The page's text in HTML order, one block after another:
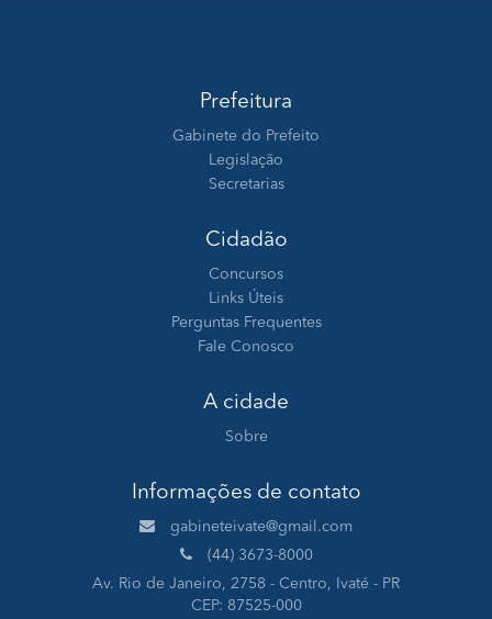
Prefeitura
Gabinete do Prefeito
Legislação
Secretarias
Cidadão
Concursos
Links Úteis
Perguntas Frequentes
Fale Conosco
A cidade
Sobre
Informações de contato
gabineteivate@gmail.com
(44) 3673-8000
Av. Rio de Janeiro, 2758 - Centro, Ivaté - PR
CEP: 87525-000